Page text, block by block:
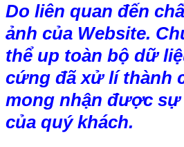
Do liên quan đến
ảnh của Website.
thể up toàn bộ dữ
cứng đã xử lí thành
mong nhận được sự
của quý khách.